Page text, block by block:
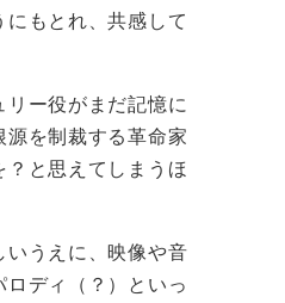
もとれ、共感して
ー役がまだ記憶に
を制裁する革命家
と思えてしまうほ
いうえに、映像や音
ディ（？）といっ